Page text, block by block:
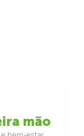
mão